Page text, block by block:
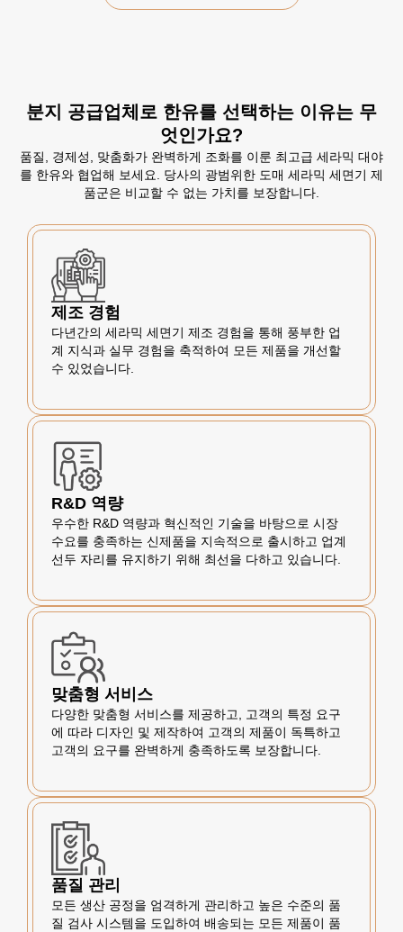
분지 공급업체로 한유를 선택하는 이유는 무
엇인가요?
품질, 경제성, 맞춤화가 완벽하게 조화를 이룬 최고급 세라믹 대야
를 한유와 협업해 보세요. 당사의 광범위한 도매 세라믹 세면기 제
품군은 비교할 수 없는 가치를 보장합니다.
제조 경험
다년간의 세라믹 세면기 제조 경험을 통해 풍부한 업
계 지식과 실무 경험을 축적하여 모든 제품을 개선할
수 있었습니다.
R&D 역량
우수한 R&D 역량과 혁신적인 기술을 바탕으로 시장
수요를 충족하는 신제품을 지속적으로 출시하고 업계
선두 자리를 유지하기 위해 최선을 다하고 있습니다.
맞춤형 서비스
다양한 맞춤형 서비스를 제공하고, 고객의 특정 요구
에 따라 디자인 및 제작하여 고객의 제품이 독특하고
고객의 요구를 완벽하게 충족하도록 보장합니다.
품질 관리
모든 생산 공정을 엄격하게 관리하고 높은 수준의 품
질 검사 시스템을 도입하여 배송되는 모든 제품이 품